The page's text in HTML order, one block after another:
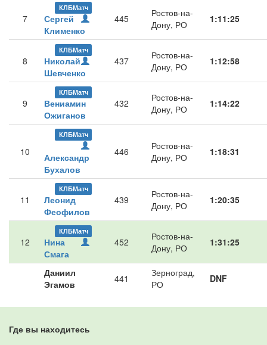
7
КЛБМатч
Сергей
Клименко
445
Ростов-на-
Дону, РО
1:11:25
8
КЛБМатч
Николай
Шевченко
437
Ростов-на-
Дону, РО
1:12:58
9
КЛБМатч
Вениамин
Ожиганов
432
Ростов-на-
Дону, РО
1:14:22
10
КЛБМатч
Александр
Бухалов
446
Ростов-на-
Дону, РО
1:18:31
11
КЛБМатч
Леонид
Феофилов
439
Ростов-на-
Дону, РО
1:20:35
12
КЛБМатч
Нина
Смага
452
Ростов-на-
Дону, РО
1:31:25
Даниил
Эгамов
441
Зерноград,
РО
DNF
Где вы находитесь